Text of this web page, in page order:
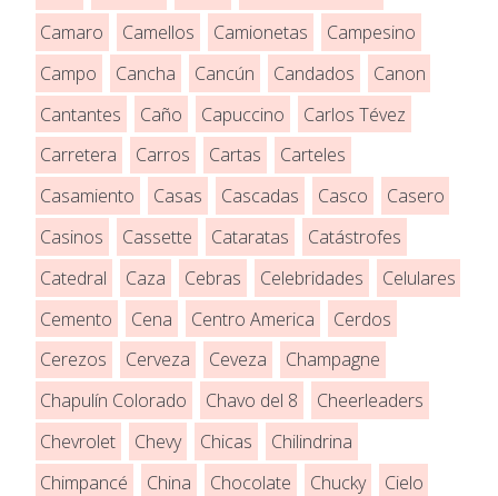
Camaro
Camellos Camionetas
Campesino
Campo
Cancha Cancún Candados
Canon
Cantantes
Caño Capuccino
Carlos Tévez
Carretera
Carros Cartas
Carteles
Casamiento
Casas Cascadas Casco
Casero
Casinos
Cassette Cataratas
Catástrofes
Catedral
Caza Cebras Celebridades
Celulares
Cemento
Cena Centro America
Cerdos
Cerezos
Cerveza Ceveza
Champagne
Chapulín Colorado
Chavo del 8
Cheerleaders
Chevrolet
Chevy Chicas
Chilindrina
Chimpancé
China Chocolate Chucky
Cielo